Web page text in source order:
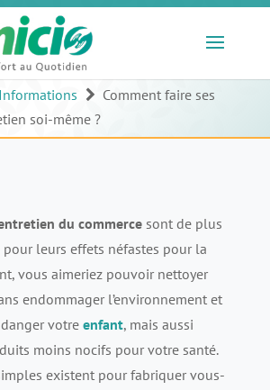
Informations
Comment faire ses
soi-même ?
du commercesont de plus
leurs effets néfastes pour la
vous aimeriez pouvoir nettoyer
endommager l’environnement et
votre enfant, mais aussi
moins nocifs pour votre santé.
existent pour fabriquer vous-